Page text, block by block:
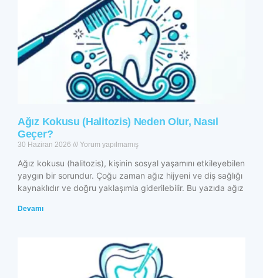
Ağız Kokusu (Halitozis) Neden Olur, Nasıl
Geçer?
30 Haziran 2026 Yorum yapılmamış
Ağız kokusu (halitozis), kişinin sosyal yaşamını etkileyebilen
yaygın bir sorundur. Çoğu zaman ağız hijyeni ve diş sağlığı
kaynaklıdır ve doğru yaklaşımla giderilebilir. Bu yazıda ağız
Devamı